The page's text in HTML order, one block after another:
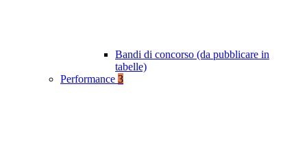
Bandi di concorso (da pubblicare in
tabelle)
Performance 3